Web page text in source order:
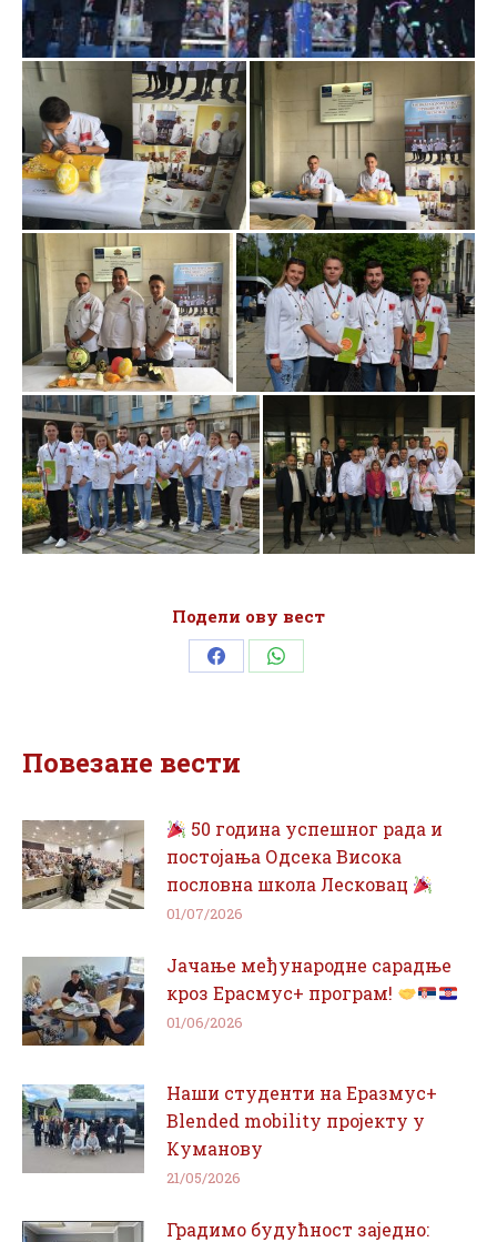
Подели ову вест
Share Share
Повезане вести
50 година успешног рада и
постојања Одсека Висока
пословна школа Лесковац
01/07/2026
Јачање међународне сарадње
кроз Ерасмус+ програм!
01/06/2026
Наши студенти на Еразмус+
Blended mobility пројекту у
Куманову
21/05/2026
Градимо будућност заједно: